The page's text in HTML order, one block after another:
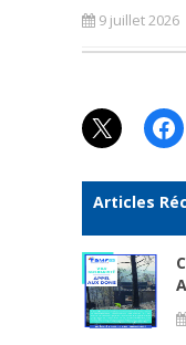
9 juillet 2026
X
Articles